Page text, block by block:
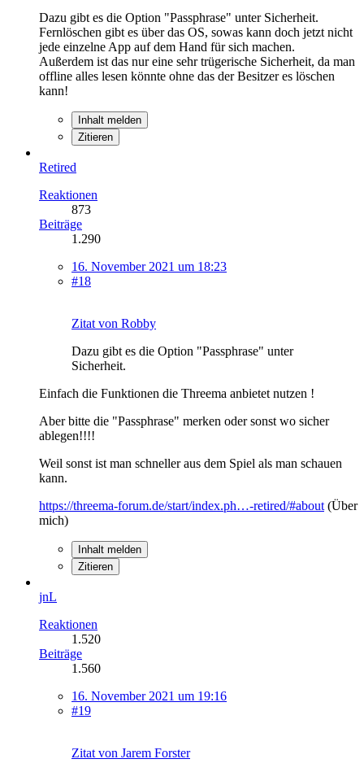
Dazu gibt es die Option "Passphrase" unter Sicherheit.
Fernlöschen gibt es über das OS, sowas kann doch jetzt nicht
jede einzelne App auf dem Hand für sich machen.
Außerdem ist das nur eine sehr trügerische Sicherheit, da man
offline alles lesen könnte ohne das der Besitzer es löschen
kann!
Inhalt melden
Zitieren
Retired
Reaktionen
873
Beiträge
1.290
16. November 2021 um 18:23
#18
Zitat von Robby
Dazu gibt es die Option "Passphrase" unter
Sicherheit.
Einfach die Funktionen die Threema anbietet nutzen !
Aber bitte die "Passphrase" merken oder sonst wo sicher
ablegen!!!!
Weil sonst ist man schneller aus dem Spiel als man schauen
kann.
https://threema-forum.de/start/index.ph…-retired/#about (Über
mich)
Inhalt melden
Zitieren
jnL
Reaktionen
1.520
Beiträge
1.560
16. November 2021 um 19:16
#19
Zitat von Jarem Forster